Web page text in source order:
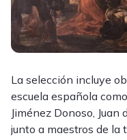
La selección incluye
escuela española
Jiménez Donoso, Juan
junto a maestros de la